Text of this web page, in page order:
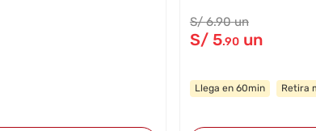
S/6.90 un
S/ 5.90 un
Llega en 60min Retira